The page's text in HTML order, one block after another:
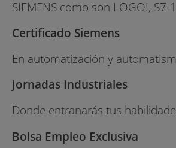
SIEMENS como son LOGO!,
Certificado Siemens
En automatización y
Jornadas Industriales
Donde entranarás tus
Bolsa Empleo Exclusiva